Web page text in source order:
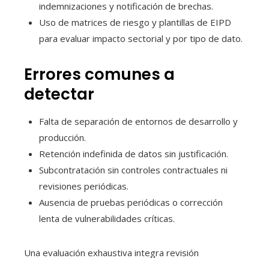
indemnizaciones y notificación de brechas.
Uso de matrices de riesgo y plantillas de EIPD
para evaluar impacto sectorial y por tipo de dato.
Errores comunes a
detectar
Falta de separación de entornos de desarrollo y
producción.
Retención indefinida de datos sin justificación.
Subcontratación sin controles contractuales ni
revisiones periódicas.
Ausencia de pruebas periódicas o corrección
lenta de vulnerabilidades críticas.
Una evaluación exhaustiva integra revisión